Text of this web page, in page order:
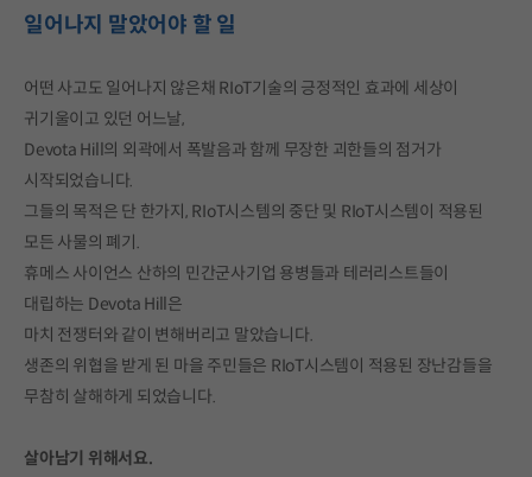
일어나지 말았어야 할 일
어떤 사고도 일어나지 않은채 RIoT기술의 긍정적인 효과에 세상이
귀기울이고 있던 어느날,
Devota Hill의 외곽에서 폭발음과 함께 무장한 괴한들의 점거가
시작되었습니다.
그들의 목적은 단 한가지, RIoT시스템의 중단 및 RIoT시스템이 적용된
모든 사물의 폐기.
휴메스 사이언스 산하의 민간군사기업 용병들과 테러리스트들이
대립하는 Devota Hill은
마치 전쟁터와 같이 변해버리고 말았습니다.
생존의 위협을 받게 된 마을 주민들은 RIoT시스템이 적용된 장난감들을
무참히 살해하게 되었습니다.
살아남기 위해서요.